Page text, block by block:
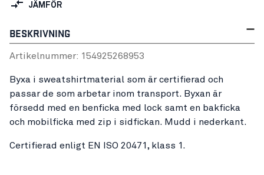
JÄMFÖR
BESKRIVNING
Artikelnummer: 154925268953
Byxa i sweatshirtmaterial som är certifierad och
passar de som arbetar inom transport. Byxan är
försedd med en benficka med lock samt en bakficka
och mobilficka med zip i sidfickan. Mudd i nederkant.
Certifierad enligt EN ISO 20471, klass 1.